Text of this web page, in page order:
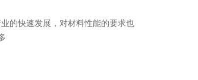
的快速发展，对材料性能的要求也